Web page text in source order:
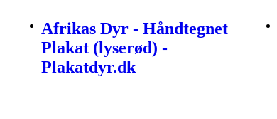
Afrikas Dyr - Håndtegnet
Plakat (lyserød) -
Plakatdyr.dk